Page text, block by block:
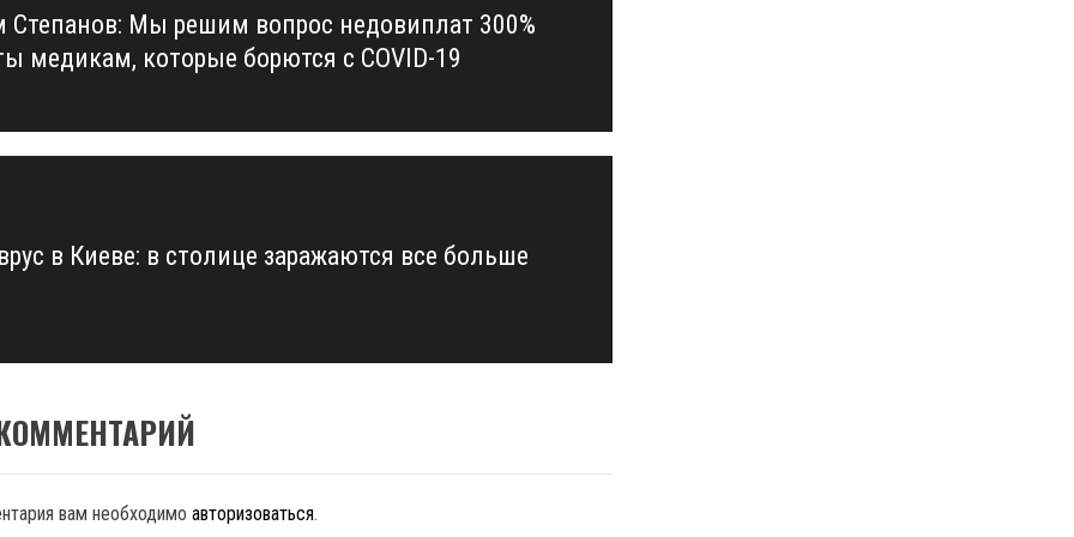
Степанов: Мы решим вопрос недовиплат 300%
медикам, которые борются с COVID-19
в Киеве: в столице заражаются все больше
вам необходимо авторизоваться.